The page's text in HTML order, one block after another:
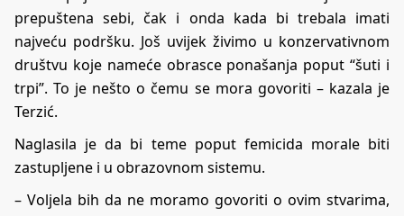
prepuštena sebi, čak i onda kada bi trebala imati
najveću podršku. Još uvijek živimo u konzervativnom
društvu koje nameće obrasce ponašanja poput “šuti i
trpi”. To je nešto o čemu se mora govoriti – kazala je
Terzić.
Naglasila je da bi teme poput femicida morale biti
zastupljene i u obrazovnom sistemu.
– Voljela bih da ne moramo govoriti o ovim stvarima,